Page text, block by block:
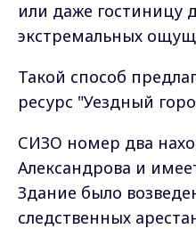
или даже гостиницу
экстремальных
Такой способ
ресурс "Уездный
СИЗО номер два
Александрова и
Здание было
следственных